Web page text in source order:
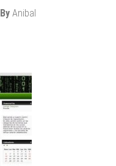
By Anibal